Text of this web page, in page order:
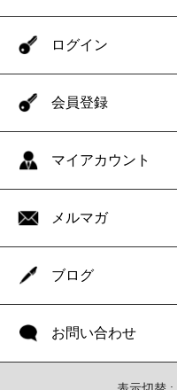
ログイン
会員登録
マイアカウント
メルマガ
ブログ
お問い合わせ